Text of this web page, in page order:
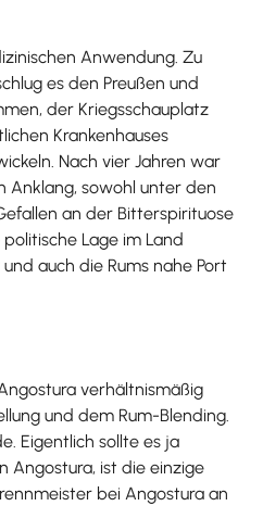
Anwendung. Zu
es den Preußen und
der Kriegsschauplatz
Krankenhauses
Nach vier Jahren war
Anklang, sowohl unter den
an der Bitterspirituose
Lage im Land
auch die Rums nahe Port
verhältnismäßig
und dem Rum-Blending.
Eigentlich sollte es ja
Angostura, ist die einzige
bei Angostura an